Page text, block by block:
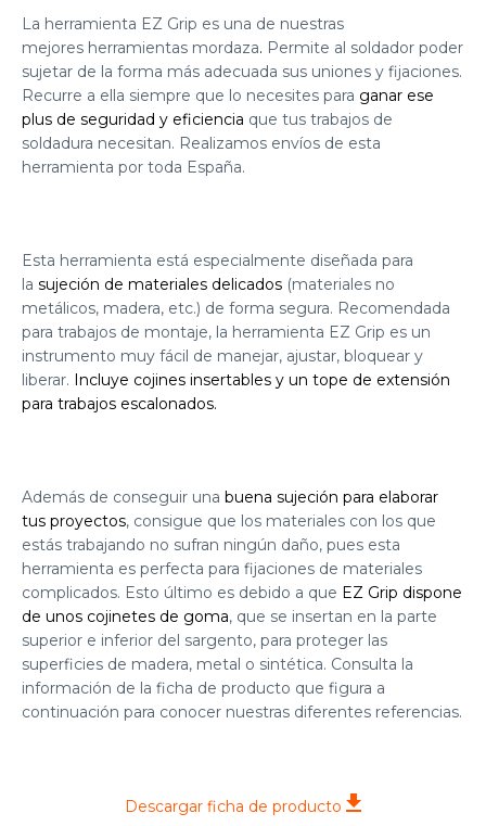
La herramienta EZ Grip es una de nuestras
mejores herramientas mordaza. Permite al soldador poder
sujetar de la forma más adecuada sus uniones y fijaciones.
Recurre a ella siempre que lo necesites para ganar ese
plus de seguridad y eficiencia que tus trabajos de
soldadura necesitan. Realizamos envíos de esta
herramienta por toda España.
Esta herramienta está especialmente diseñada para
la sujeción de materiales delicados (materiales no
metálicos, madera, etc.) de forma segura. Recomendada
para trabajos de montaje, la herramienta EZ Grip es un
instrumento muy fácil de manejar, ajustar, bloquear y
liberar. Incluye cojines insertables y un tope de extensión
para trabajos escalonados.
Además de conseguir una buena sujeción para elaborar
tus proyectos, consigue que los materiales con los que
estás trabajando no sufran ningún daño, pues esta
herramienta es perfecta para fijaciones de materiales
complicados. Esto último es debido a que EZ Grip dispone
de unos cojinetes de goma, que se insertan en la parte
superior e inferior del sargento, para proteger las
superficies de madera, metal o sintética. Consulta la
información de la ficha de producto que figura a
continuación para conocer nuestras diferentes referencias.
Descargar ficha de producto